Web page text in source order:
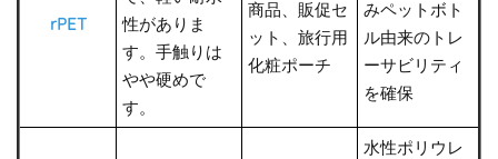
rPET
性がありま
す。手触りは
やや硬めで
す。
商品、販促セ
ット、旅行用
化粧ポーチ
みペットボト
ル由来のトレ
ーサビリティ
を確保
水性ポリウレ